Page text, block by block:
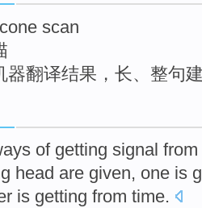
scan
器翻译结果，长、整句
ofgetting signal from
head are given, one is
is getting from time.